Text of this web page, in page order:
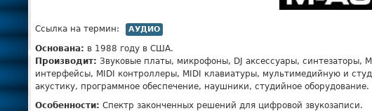
Ссылка на термин: АУДИО
Основана: в 1988 году в США.
Производит: Звуковые платы, микрофоны, DJ аксессуары, синтезаторы,
интерфейсы, MIDI контроллеры, MIDI клавиатуры, мультимедийную и
акустику, программное обеспечение, наушники, студийное оборудование.
Особенности: Спектр законченных решений для цифровой звукозаписи.